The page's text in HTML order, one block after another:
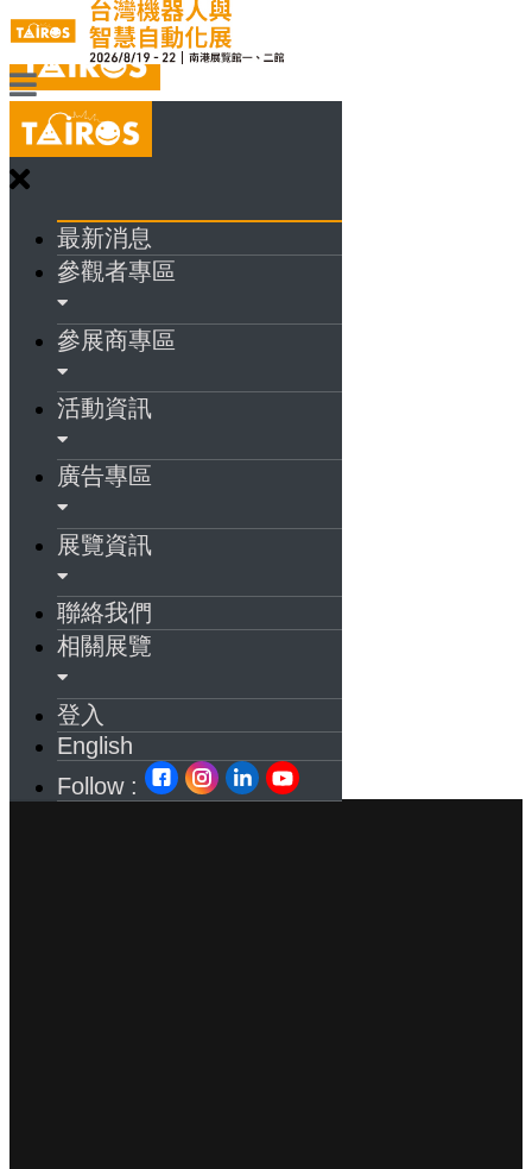
最新消息
參觀者專區
參展商專區
活動資訊
廣告專區
展覽資訊
聯絡我們
相關展覽
登入
English
Follow :